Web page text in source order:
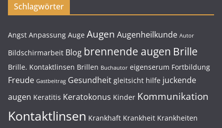
Schlagwörter
Angst Anpassung Auge Augen Augenheilkunde Autor
Bildschirmarbeit Blog brennende augen Brille
Brille. Kontaktlinsen Brillen Buchautor eigenserum Fortbildung
Freude Gastbeitrag Gesundheit gleitsicht hilfe juckende
augen Keratitis Keratokonus Kinder Kommunikation
Kontaktlinsen Krankhaft Krankheit Krankheiten